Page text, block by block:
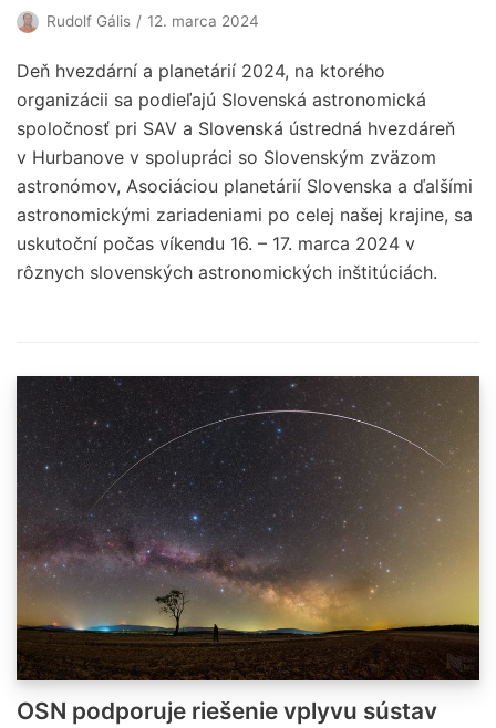
Rudolf Gális 12. marca 2024
Deň hvezdární a planetárií 2024, na ktorého
organizácii sa podieľajú Slovenská astronomická
spoločnosť pri SAV a Slovenská ústredná hvezdáreň
v Hurbanove v spolupráci so Slovenským zväzom
astronómov, Asociáciou planetárií Slovenska a ďalšími
astronomickými zariadeniami po celej našej krajine, sa
uskutoční počas víkendu 16. – 17. marca 2024 v
rôznych slovenských astronomických inštitúciách.
OSN podporuje riešenie vplyvu sústav